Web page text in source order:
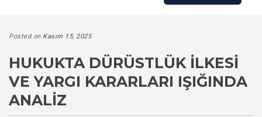
Posted on Kasım 15, 2025
HUKUKTA DÜRÜSTLÜK İLKESI
VE YARGI KARARLARI IŞIĞINDA
ANALIZ